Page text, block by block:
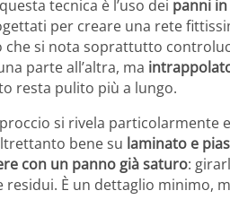
tecnica è l’uso dei panni
per creare una rete
che si nota soprattutto
parte all’altra, ma
resta pulito più a lungo.
si rivela particolarmente
bene su laminato e
con un panno già saturo:
residui. È un dettaglio minimo,